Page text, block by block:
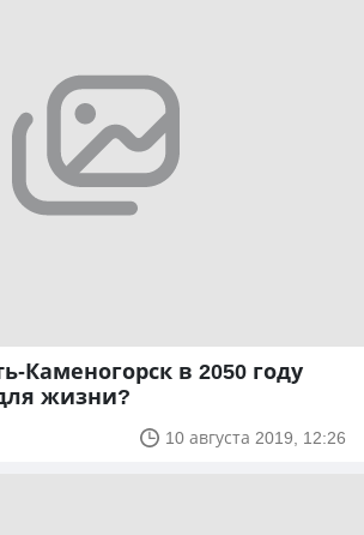
Каменогорск в 2050 году
жизни?
10 августа 2019, 12:26